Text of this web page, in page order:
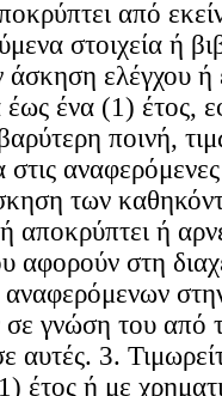
από
στοιχεία ή
άσκηση ελέγχου
ένα (1) έτος,
ποινή,
στις
των
αποκρύπτει ή
αφορούν στη
γνώση του από
αυτές. 3.
έτος ή με